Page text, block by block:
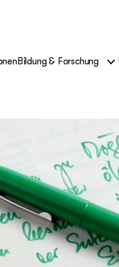
Bildung & Forschung